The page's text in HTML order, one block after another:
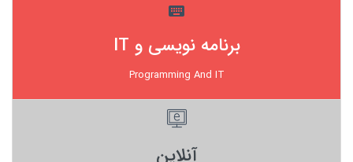
keyboard
برنامه نویسی و IT
Programming And IT
آنلاین